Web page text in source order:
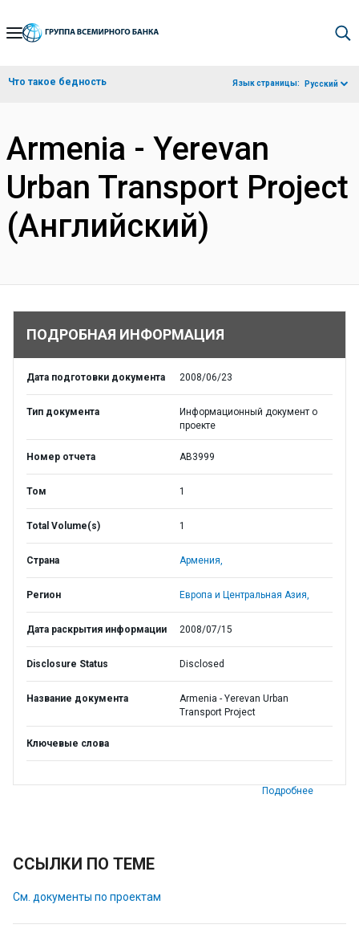
Skip
Navigation
Что такое бедность Язык страницы: Русский
Armenia - Yerevan
Urban Transport Project
(Английский)
ПОДРОБНАЯ ИНФОРМАЦИЯ
Дата подготовки документа 2008/06/23
Тип документа
Информационный документ о
проекте
Номер отчета AB3999
Том 1
Total Volume(s) 1
Страна Армения,
Регион Европа и Центральная Азия,
Дата раскрытия информации 2008/07/15
Disclosure Status Disclosed
Название документа
Armenia - Yerevan Urban
Transport Project
Ключевые слова
Подробнее
ССЫЛКИ ПО ТЕМЕ
См. документы по проектам